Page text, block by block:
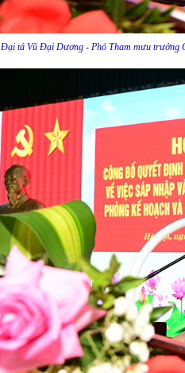
Đại tá Vũ Đại Dương - Phó Tham mưu trưởng